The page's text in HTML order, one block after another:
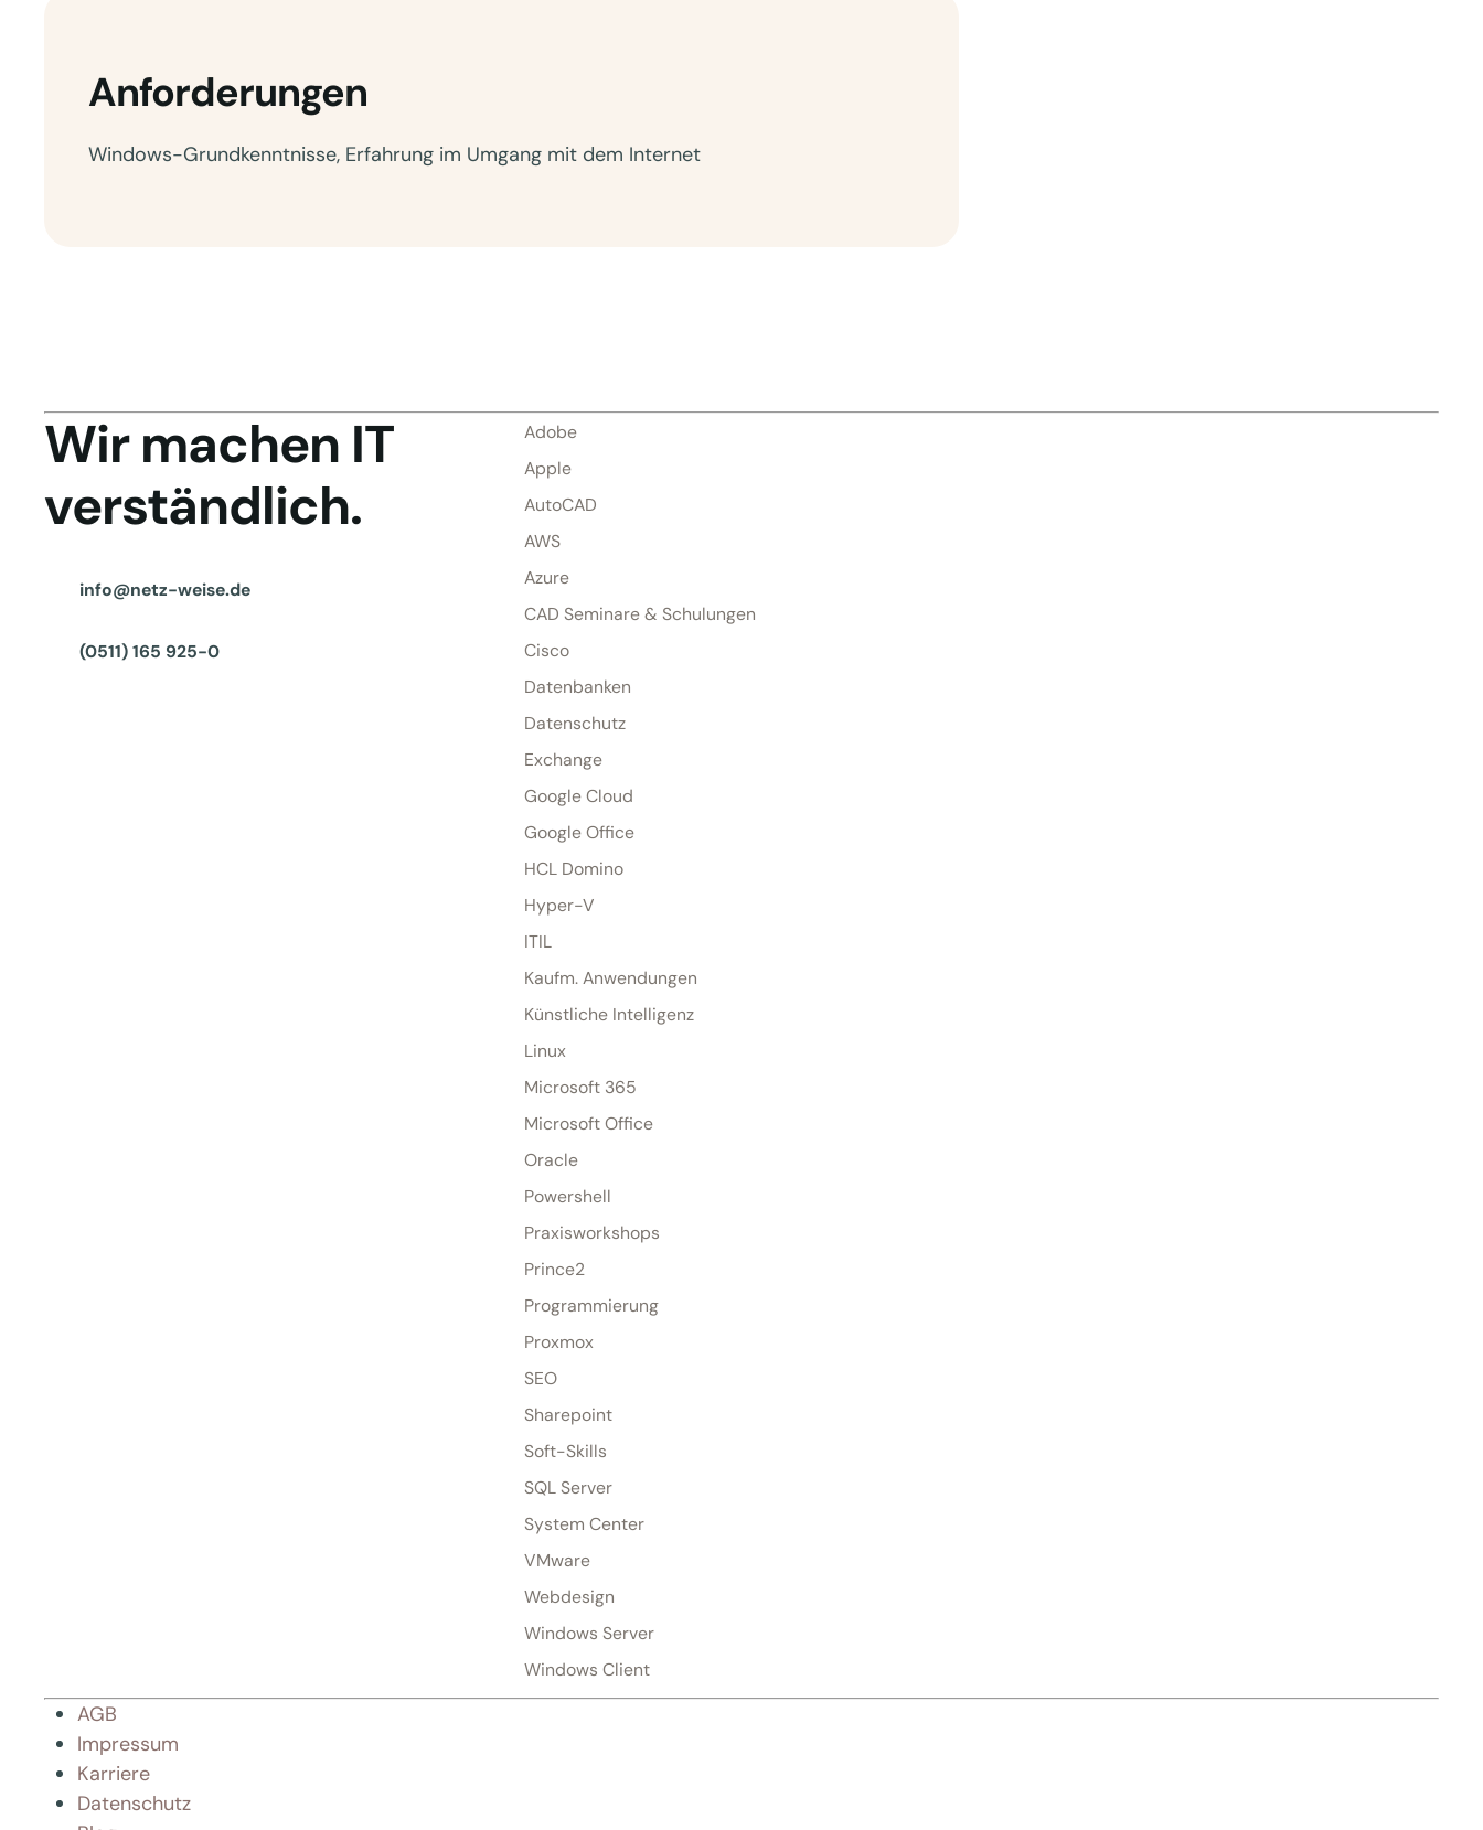
Anforderungen
Windows-Grundkenntnisse, Erfahrung im Umgang mit dem Internet
Wir machen IT
verständlich.
info@netz-weise.de
(0511) 165 925-0
Adobe
Apple
AutoCAD
AWS
Azure
CAD Seminare & Schulungen
Cisco
Datenbanken
Datenschutz
Exchange
Google Cloud
Google Office
HCL Domino
Hyper-V
ITIL
Kaufm. Anwendungen
Künstliche Intelligenz
Linux
Microsoft 365
Microsoft Office
Oracle
Powershell
Praxisworkshops
Prince2
Programmierung
Proxmox
SEO
Sharepoint
Soft-Skills
SQL Server
System Center
VMware
Webdesign
Windows Server
Windows Client
AGB
Impressum
Karriere
Datenschutz